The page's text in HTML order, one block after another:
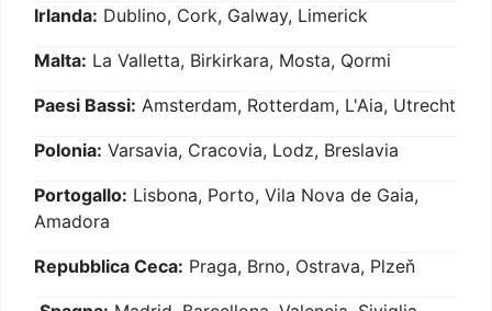
Irlanda: Dublino, Cork, Galway, Limerick
Malta: La Valletta, Birkirkara, Mosta, Qormi
Paesi Bassi: Amsterdam, Rotterdam, L'Aia, Utrecht
Polonia: Varsavia, Cracovia, Lodz, Breslavia
Portogallo: Lisbona, Porto, Vila Nova de Gaia,
Amadora
Repubblica Ceca: Praga, Brno, Ostrava, Plzeň